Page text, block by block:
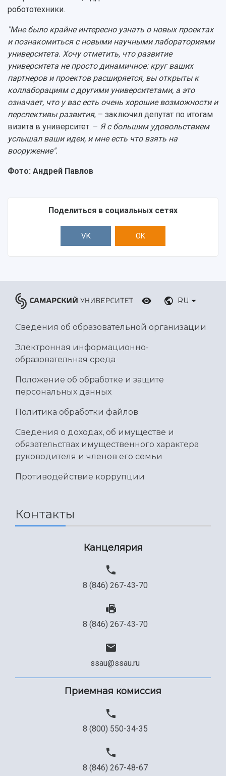
робототехники.
"Мне было крайне интересно узнать о новых проектах
и познакомиться с новыми научными лабораториями
университета. Хочу отметить, что развитие
университета не просто динамичное: круг ваших
партнеров и проектов расширяется, вы открыты к
коллаборациям с другими университетами, а это
означает, что у вас есть очень хорошие возможности и
перспективы развития, – заключил депутат по итогам
визита в университет. – Я с большим удовольствием
услышал ваши идеи, и мне есть что взять на
вооружение".
Фото: Андрей Павлов
Поделиться в социальных сетях
VK OK
RU
Сведения об образовательной организации
Электронная информационно-
образовательная среда
Положение об обработке и защите
персональных данных
Политика обработки файлов
Сведения о доходах, об имуществе и
обязательствах имущественного характера
руководителя и членов его семьи
Противодействие коррупции
Контакты
Канцелярия
8 (846) 267-43-70
8 (846) 267-43-70
ssau@ssau.ru
Приемная комиссия
8 (800) 550-34-35
8 (846) 267-48-67